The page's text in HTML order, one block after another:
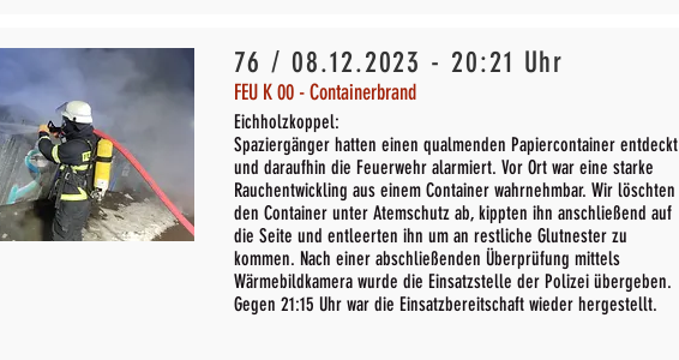
76 / 08.12.2023 - 20:21 Uhr
FEU K 00 - Containerbrand
Eichholzkoppel:
Spaziergänger hatten einen qualmenden Papiercontainer entdeckt
und daraufhin die Feuerwehr alarmiert. Vor Ort war eine starke
Rauchentwickling aus einem Container wahrnehmbar. Wir löschten
den Container unter Atemschutz ab, kippten ihn anschließend auf
die Seite und entleerten ihn um an restliche Glutnester zu
kommen. Nach einer abschließenden Überprüfung mittels
Wärmebildkamera wurde die Einsatzstelle der Polizei übergeben.
Gegen 21:15 Uhr war die Einsatzbereitschaft wieder hergestellt.